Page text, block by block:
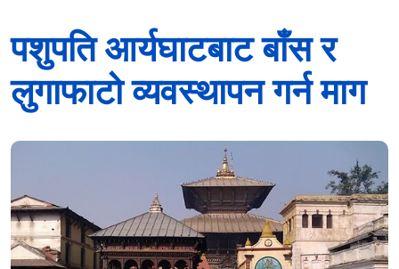
पशुपति आर्यघाटबाट बाँस र
लुगाफाटो व्यवस्थापन गर्न माग